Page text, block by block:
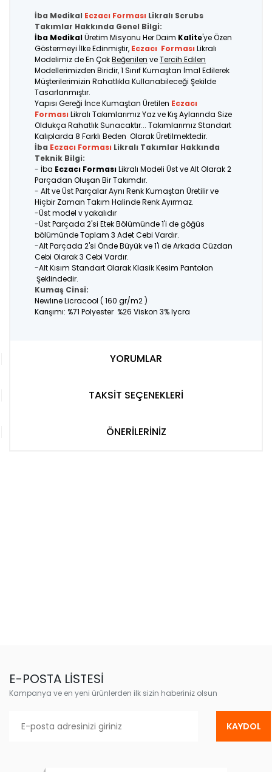
İba Medikal Eczacı Forması Likralı Scrubs
Takımlar Hakkında Genel Bilgi:
İba MedikalÜretim Misyonu Her Daim Kalite'ye Özen
Göstermeyi İlke Edinmiştir, Eczacı Forması Likralı
Modelimiz de En ÇokBeğenilen veTercih Edilen
Modellerimizden Biridir, 1 Sınıf Kumaştan İmal Edilerek
Müşterilerimizin Rahatlıkla Kullanabileceği Şekilde
Tasarlanmıştır.
Yapısı Gereği İnce Kumaştan Üretilen Eczacı
Forması Likralı Takımlarımız Yaz ve Kış Aylarında Size
Oldukça Rahatlık Sunacaktır... Takımlarımız Standart
Kalıplarda 8 Farklı Beden Olarak Üretilmektedir.
İba Eczacı Forması Likralı Takımlar Hakkında
Teknik Bilgi:
- İba Eczacı FormasıLikralı Modeli Üst ve Alt Olarak 2
Parçadan Oluşan Bir Takımdır.
- Alt ve Üst Parçalar Aynı Renk Kumaştan Üretilir ve
Hiçbir Zaman Takım Halinde Renk Ayırmaz.
-Üst model v yakalıdır
-Üst Parçada 2'si Etek Bölümünde 1'i de göğüs
bölümünde Toplam 3 Adet Cebi Vardır.
-Alt Parçada 2'si Önde Büyük ve 1'i de Arkada Cüzdan
Cebi Olarak 3 Cebi Vardır.
-Alt Kısım Standart Olarak Klasik Kesim Pantolon
Şeklindedir.
Kumaş Cinsi:
Newlıne Licracool ( 160 gr/m2 )
Karışımı: %71 Polyester %26 Viskon 3% lycra
YORUMLAR
TAKSİT SEÇENEKLERİ
ÖNERİLERİNİZ
E-POSTA LİSTESİ
Kampanya ve en yeni ürünlerden ilk sizin haberiniz olsun
KAYDOL